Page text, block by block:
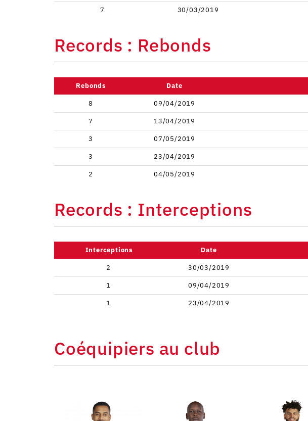
7 30/03/2019
Records : Rebonds
Rebonds Date
8 09/04/2019
7 13/04/2019
3 07/05/2019
3 23/04/2019
2 04/05/2019
Records : Interceptions
Interceptions Date
2 30/03/2019
1 09/04/2019
1 23/04/2019
Coéquipiers au club